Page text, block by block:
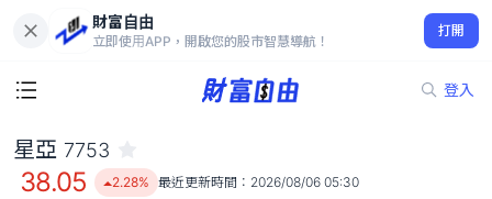
財富自由
立即使用APP，開啟您的股市智慧導航！
打開
登入
38.05
2.28%
星亞 7753
38.05 2.28% 最近更新時間： 2026/08/06 05:30